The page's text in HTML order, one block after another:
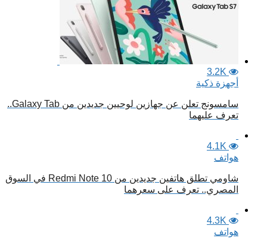
3.2K
أجهزة ذكية
سامسونج تعلن عن جهازين لوحيين جديدين من Galaxy Tab..
تعرف عليهما
4.1K
هواتف
شاومي تطلق هاتفين جديدين من Redmi Note 10 في السوق
المصري.. تعرف على سعرهما
4.3K
هواتف